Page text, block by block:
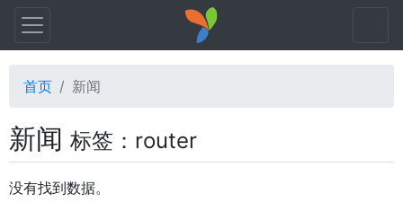
首页 新闻
新闻 标签：router
没有找到数据。